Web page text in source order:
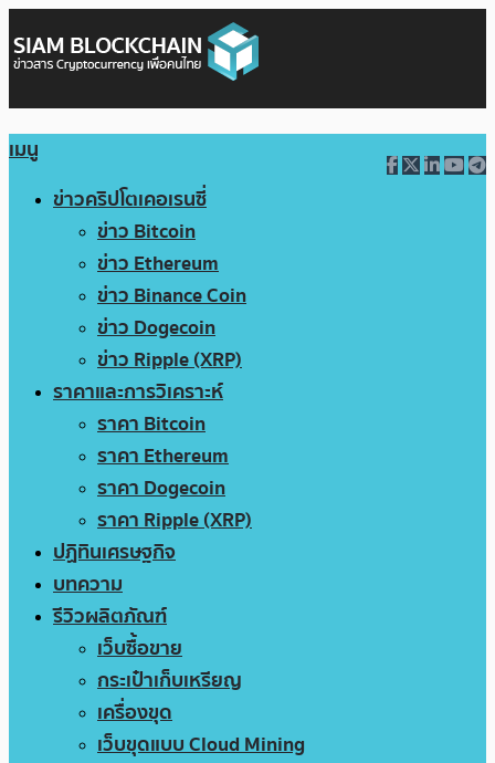
เมนู
ข่าวคริปโตเคอเรนซี่
ข่าว Bitcoin
ข่าว Ethereum
ข่าว Binance Coin
ข่าว Dogecoin
ข่าว Ripple (XRP)
ราคาและการวิเคราะห์
ราคา Bitcoin
ราคา Ethereum
ราคา Dogecoin
ราคา Ripple (XRP)
ปฏิทินเศรษฐกิจ
บทความ
รีวิวผลิตภัณฑ์
เว็บซื้อขาย
กระเป๋าเก็บเหรียญ
เครื่องขุด
เว็บขุดแบบ Cloud Mining